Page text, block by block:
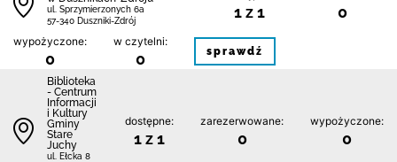
ul. Sprzymierzonych 6a
57-340 Duszniki-Zdrój
1 z 1 0
wypożyczone:
0
w czytelni:
0 sprawdź
Biblioteka
- Centrum
Informacji
i Kultury
Gminy
Stare
Juchy
ul. Ełcka 8
dostępne:
1 z 1
zarezerwowane:
0
wypożyczone:
0